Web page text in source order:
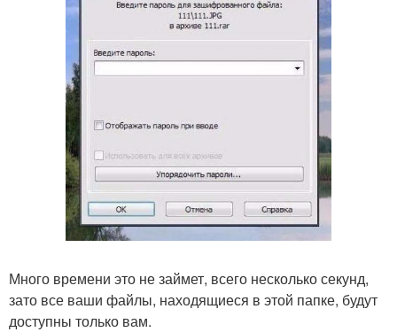
Много времени это не займет, всего несколько секунд,
зато все ваши файлы, находящиеся в этой папке, будут
доступны только вам.